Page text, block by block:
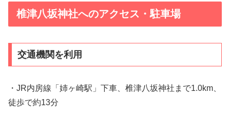
椎津八坂神社へのアクセス・駐車場
交通機関を利用
・JR内房線「姉ヶ崎駅」下車、椎津八坂神社まで1.0km、
徒歩で約13分